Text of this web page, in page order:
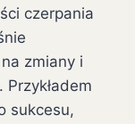
czerpania
zmiany i
sukcesu,